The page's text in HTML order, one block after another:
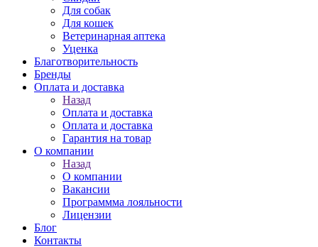
Для собак
Для кошек
Ветеринарная аптека
Уценка
Благотворительность
Бренды
Оплата и доставка
Назад
Оплата и доставка
Оплата и доставка
Гарантия на товар
О компании
Назад
О компании
Вакансии
Программма лояльности
Лицензии
Блог
Контакты